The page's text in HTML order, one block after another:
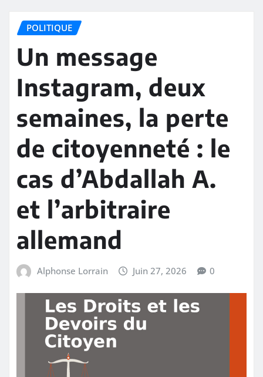
POLITIQUE
Un message
Instagram, deux
semaines, la perte
de citoyenneté : le
cas d’Abdallah A.
et l’arbitraire
allemand
Alphonse Lorrain Juin 27, 2026 0